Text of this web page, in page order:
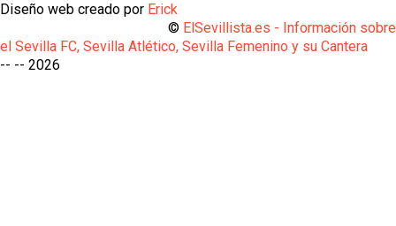
Diseño web creado por Erick
© ElSevillista.es - Información sobre
el Sevilla FC, Sevilla Atlético, Sevilla Femenino y su Cantera
-- -- 2026